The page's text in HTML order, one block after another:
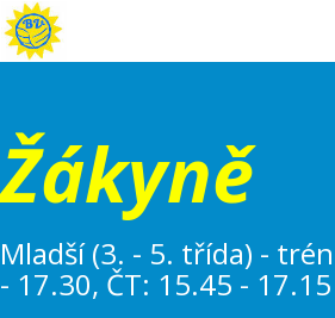
Žákyně
Mladší (3. - 5. třída) -
- 17.30, ČT: 15.45 -